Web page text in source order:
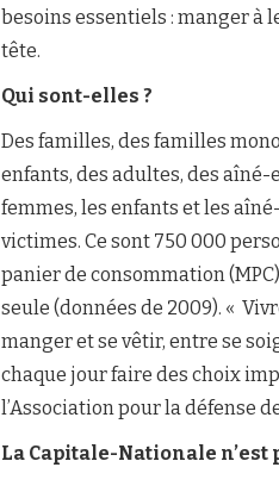
besoins essentiels : manger à
tête.
Qui sont-elles ?
Des familles, des familles
enfants, des adultes, des aîné-
femmes, les enfants et les
victimes. Ce sont 750 000
panier de consommation
seule (données de 2009). «
manger et se vêtir, entre se
chaque jour faire des choix
l’Association pour la défense
La Capitale-Nationale n’est